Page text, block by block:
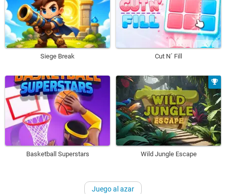
Siege Break Cut N´ Fill
Basketball Superstars Wild Jungle Escape
Juego al azar